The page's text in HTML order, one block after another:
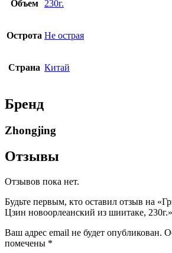
Объем 230г.
Острота Не острая
Страна Китай
Бренд
Zhongjing
Отзывы
Отзывов пока нет.
Будьте первым, кто оставил отзыв на
Цзин новоорлеанский из шиитаке, 230г.»
Ваш адрес email не будет опубликован.
помечены *